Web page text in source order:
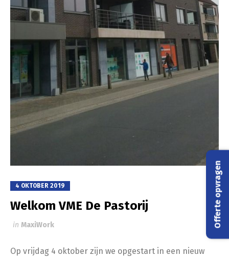
4 OKTOBER 2019
Welkom VME De Pastorij
in MaxiWork
Op vrijdag 4 oktober zijn we opgestart in een nieuw
Offerte opvragen